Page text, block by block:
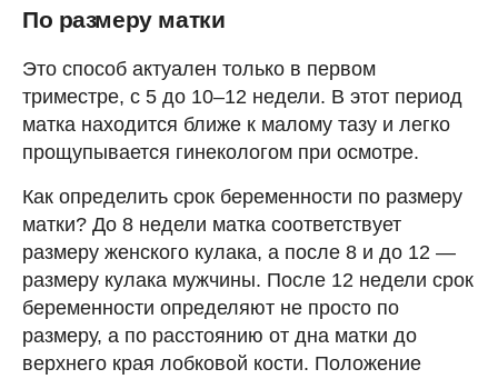
По размеру матки
Это способ актуален только в первом
триместре, с 5 до 10–12 недели. В этот период
матка находится ближе к малому тазу и легко
прощупывается гинекологом при осмотре.
Как определить срок беременности по размеру
матки? До 8 недели матка соответствует
размеру женского кулака, а после 8 и до 12 —
размеру кулака мужчины. После 12 недели срок
беременности определяют не просто по
размеру, а по расстоянию от дна матки до
верхнего края лобковой кости. Положение